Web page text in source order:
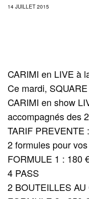
14 JUILLET 2015
CARIMI en LIVE à
Ce mardi,
CARIMI en show
accompagnés des
TARIF PREVENTE
2 formules pour
FORMULE 1 : 180
4 PASS
2 BOUTEILLES